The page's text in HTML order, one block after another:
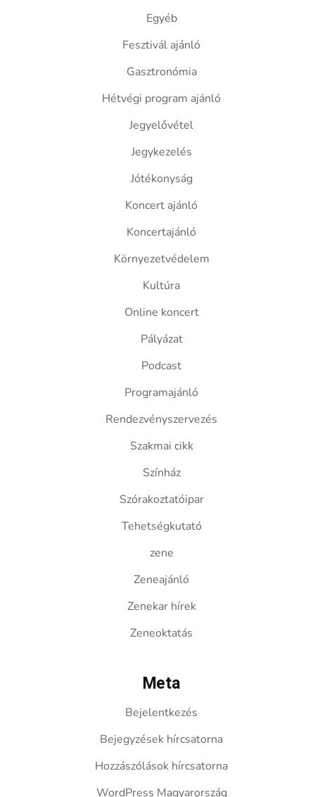
Egyéb
Fesztivál ajánló
Gasztronómia
Hétvégi program ajánló
Jegyelővétel
Jegykezelés
Jótékonyság
Koncert ajánló
Koncertajánló
Környezetvédelem
Kultúra
Online koncert
Pályázat
Podcast
Programajánló
Rendezvényszervezés
Szakmai cikk
Színház
Szórakoztatóipar
Tehetségkutató
zene
Zeneajánló
Zenekar hírek
Zeneoktatás
Meta
Bejelentkezés
Bejegyzések hírcsatorna
Hozzászólások hírcsatorna
WordPress Magyarország